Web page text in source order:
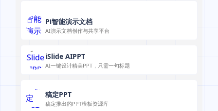
Pi智能演示文档
AI演示文档创作与共享平台
iSlide AIPPT
AI一键设计精美PPT，只需一句标题
稿定PPT
稿定推出的PPT模板资源库